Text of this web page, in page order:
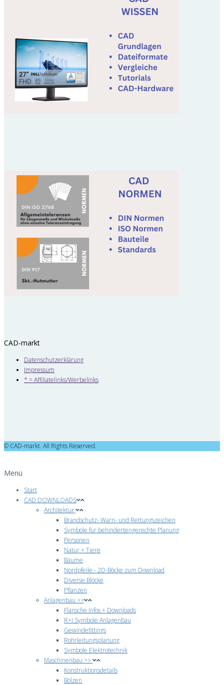
CAD-markt
Datenschutzerklärung
Impressum
* = Affiliatelinks/Werbelinks
© CAD-markt. All Rights Reserved.
Menü
Start
CAD DOWNLOADS
Architektur
Brandschutz- Warn- und Rettungszeichen
Symbole für behindertengerechte Planung
Personen
Natur + Tiere
Bäume
Nordpfeile - 2D-Böcke zum Download
Diverse Blöcke
Pflanzen
Anlagenbau >>
Flansche Infos + Downloads
R+I Symbole Anlagenbau
Gewindefittings
Rohrleitungsplanung
Symbole Elektrotechnik
Maschinenbau >>
Konstruktionsdetails
Bolzen